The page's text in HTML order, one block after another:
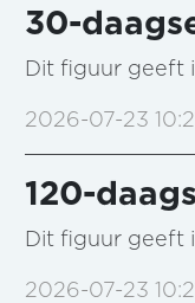
30-
Dit figuur geeft
2026-07-23
120-
Dit figuur geeft
2026-07-23